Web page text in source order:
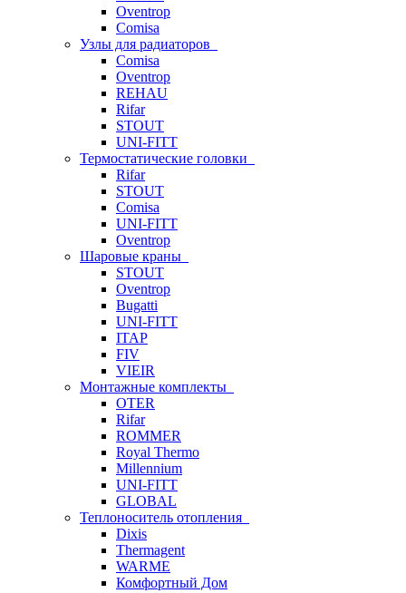
Oventrop
Comisa
Узлы для радиаторов
Comisa
Oventrop
REHAU
Rifar
STOUT
UNI-FITT
Термостатические головки
Rifar
STOUT
Comisa
UNI-FITT
Oventrop
Шаровые краны
STOUT
Oventrop
Bugatti
UNI-FITT
ITAP
FIV
VIEIR
Монтажные комплекты
OTER
Rifar
ROMMER
Royal Thermo
Millennium
UNI-FITT
GLOBAL
Теплоноситель отопления
Dixis
Thermagent
WARME
Комфортный Дом